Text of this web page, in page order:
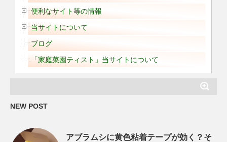
便利なサイト等の情報
当サイトについて
ブログ
「家庭菜園ティスト」当サイトについて
NEW POST
アブラムシに黄色粘着テープが効く？そ